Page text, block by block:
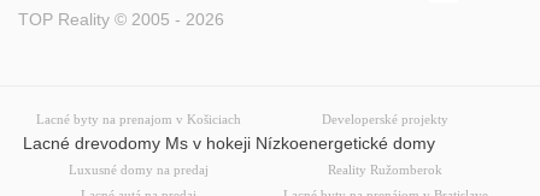
TOP Reality © 2005 - 2026
Lacné byty na prenajom v Košiciach Developerské projekty
Lacné drevodomy Ms v hokeji Nízkoenergetické domy
Luxusné domy na predaj
Reality Ružomberok